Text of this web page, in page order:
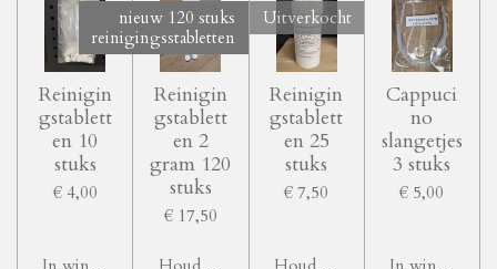
Reinigin
gstablett
en 10
stuks
€ 4,00
nieuw 120 stuks
reinigingsstabletten
Reinigin
gstablett
en 2
gram 120
stuks
€ 17,50
Uitverkocht
Reinigin
gstablett
en 25
stuks
€ 7,50
Cappuci
no
slangetjes
3 stuks
€ 5,00